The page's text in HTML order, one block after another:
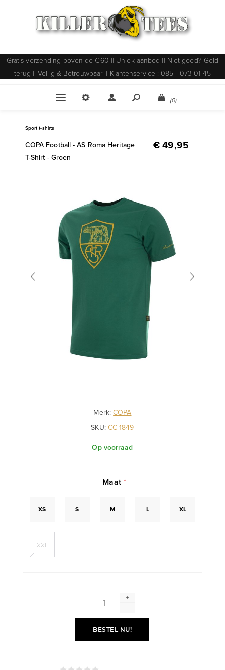
Gratis verzending boven de €60 || Uniek aanbod || Niet goed? Geld
terug || Veilig & Betrouwbaar || Klantenservice : 085 - 073 01 45
(0)
Sport t-shirts
COPA Football - AS Roma Heritage
T-Shirt - Groen
€ 49,95
Merk:COPA
SKU: CC-1849
Op voorraad
Maat*
XS S M L XL
XXL
+
-
BESTEL NU!